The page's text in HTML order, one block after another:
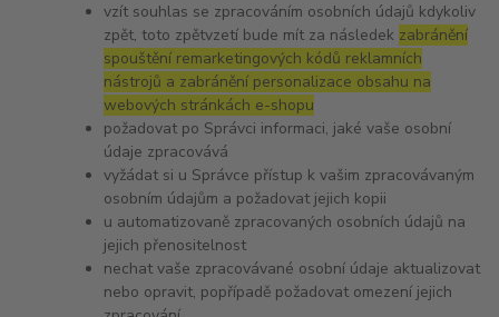
vzít souhlas se zpracováním osobních údajů kdykoliv
zpět, toto zpětvzetí bude mít za následek zabránění
spouštění remarketingových kódů reklamních
nástrojů a zabránění personalizace obsahu na
webových stránkách e-shopu
požadovat po Správci informaci, jaké vaše osobní
údaje zpracovává
vyžádat si u Správce přístup k vašim zpracovávaným
osobním údajům a požadovat jejich kopii
u automatizovaně zpracovaných osobních údajů na
jejich přenositelnost
nechat vaše zpracovávané osobní údaje aktualizovat
nebo opravit, popřípadě požadovat omezení jejich